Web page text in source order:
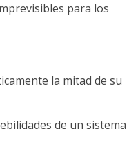
para los
la mitad de su
de un sistema